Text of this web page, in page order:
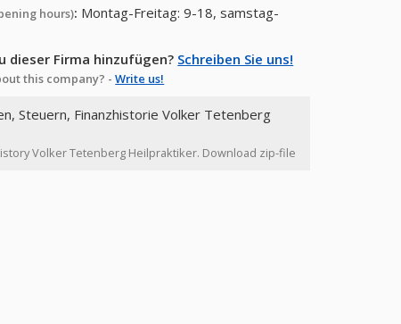
hours): Montag-Freitag: 9-18, samstag-
dieser Firma hinzufügen? Schreiben Sie uns!
this company? -Write us!
Steuern, Finanzhistorie Volker Tetenberg
Volker Tetenberg Heilpraktiker. Download zip-file